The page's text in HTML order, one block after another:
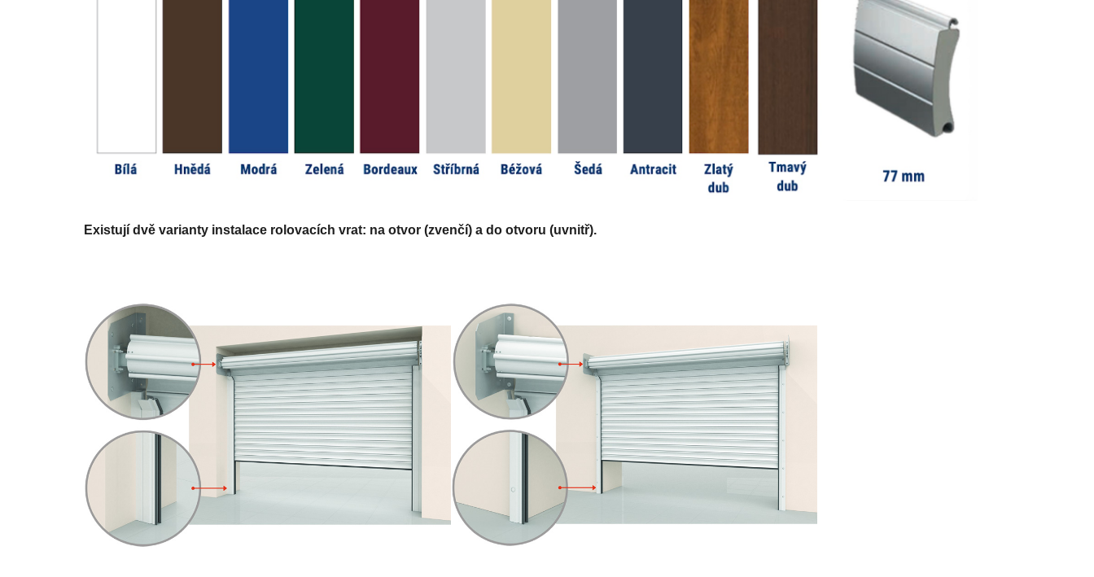
Existují dvě varianty instalace rolovacích vrat: na otvor (zvenčí) a do otvoru (uvnitř).